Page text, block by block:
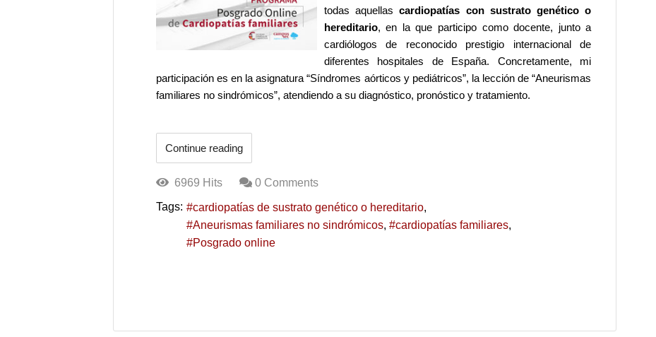
todas aquellascardiopatías con sustrato genético o
hereditario, en la que participo como docente, junto a
cardiólogos de reconocido prestigio internacional de
diferentes hospitales de España. Concretamente, mi
participación es en la asignatura “Síndromes aórticos y pediátricos”, la lección de “Aneurismas
familiares no sindrómicos”, atendiendo a su diagnóstico, pronóstico y tratamiento.
Continue reading
6969 Hits
0 Comments
Tags:
cardiopatías de sustrato genético o hereditario
Aneurismas familiares no sindrómicos
cardiopatías familiares
Posgrado online